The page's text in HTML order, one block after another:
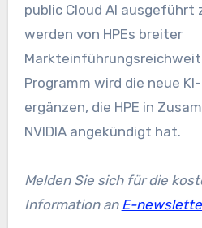
public Cloud AI ausgeführt
werden von HPEs breiter
Programm wird die neue
ergänzen, die HPE in
NVIDIA angekündigt hat.
Melden Sie sich für die
Information an E-